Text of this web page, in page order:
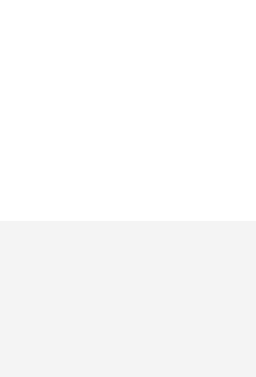
Podcast